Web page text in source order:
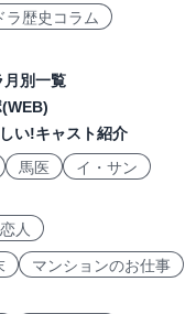
ラ歴史コラム
月別一覧
い!キャスト紹介
馬医
イ・サン
恋人
マンションのお仕事